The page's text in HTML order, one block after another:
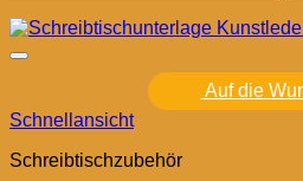
Auf die
Schnellansicht
Schreibtischzubehör